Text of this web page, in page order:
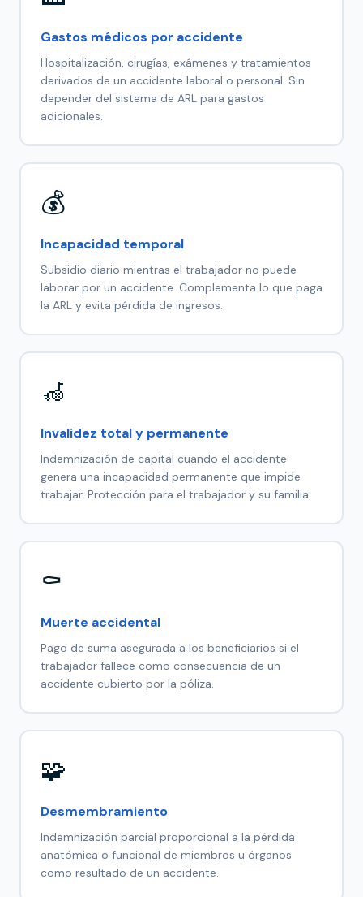
Gastos médicos por accidente
Hospitalización, cirugías, exámenes y tratamientos
derivados de un accidente laboral o personal. Sin
depender del sistema de ARL para gastos
adicionales.
💰
Incapacidad temporal
Subsidio diario mientras el trabajador no puede
laborar por un accidente. Complementa lo que paga
la ARL y evita pérdida de ingresos.
🦽
Invalidez total y permanente
Indemnización de capital cuando el accidente
genera una incapacidad permanente que impide
trabajar. Protección para el trabajador y su familia.
⚰️
Muerte accidental
Pago de suma asegurada a los beneficiarios si el
trabajador fallece como consecuencia de un
accidente cubierto por la póliza.
🧩
Desmembramiento
Indemnización parcial proporcional a la pérdida
anatómica o funcional de miembros u órganos
como resultado de un accidente.